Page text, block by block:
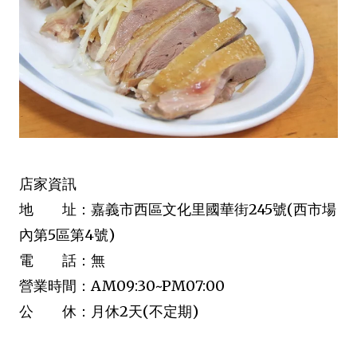
店家資訊
地 址：嘉義市西區文化里國華街245號(西市場
內第5區第4號)
電 話：無
營業時間：AM09:30~PM07:00
公 休：月休2天(不定期)